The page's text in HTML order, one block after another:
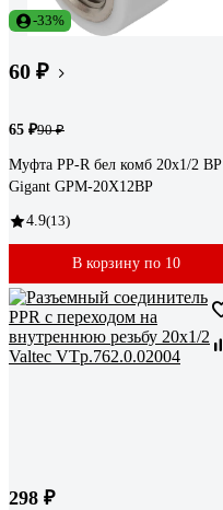
-33%
60 ₽
65 ₽90 ₽
Муфта PP-R бел комб 20х1/2 ВР
Gigant GPM-20X12ВР
4.9(13)
В корзину по 10
298 ₽